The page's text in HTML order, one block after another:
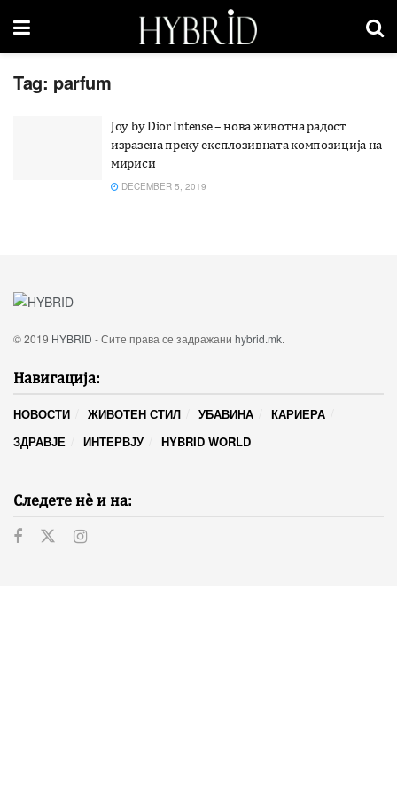
Tag: parfum
Joy by Dior Intense – нова животна радост
изразена преку експлозивната композиција на
мириси
DECEMBER 5, 2019
© 2019 HYBRID - Сите права се задражани hybrid.mk.
Навигација:
НОВОСТИ ЖИВОТЕН СТИЛ УБАВИНА
КАРИЕРА
ЗДРАВЈЕ
ИНТЕРВЈУ HYBRID WORLD
Следете нѐ и на: